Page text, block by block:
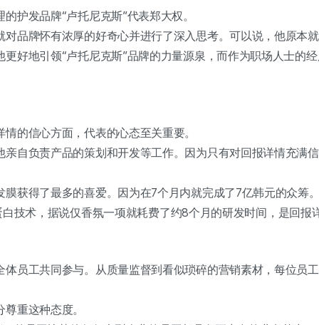
护发品牌“卢托尼克斯”代表郑大权。
对品牌怀有浓厚的好奇心并进行了深入思考。可以说，他原本
更好地引领“卢托尼克斯”品牌的力量源泉，而作为职场人士的
的信心方面，代表的心态至关重要。
亲自负责产品的策划和开发等工作。因为只有对回报详情充满
膜获得了最多的喜爱。因为在7个月内就完成了7亿韩元的众筹
技术，据说仅香氛一项就耗费了约8个月的研发时间，是回报
体员工共同参与。从质量监督到看似琐碎的营销素材，每位员
重这种态度。